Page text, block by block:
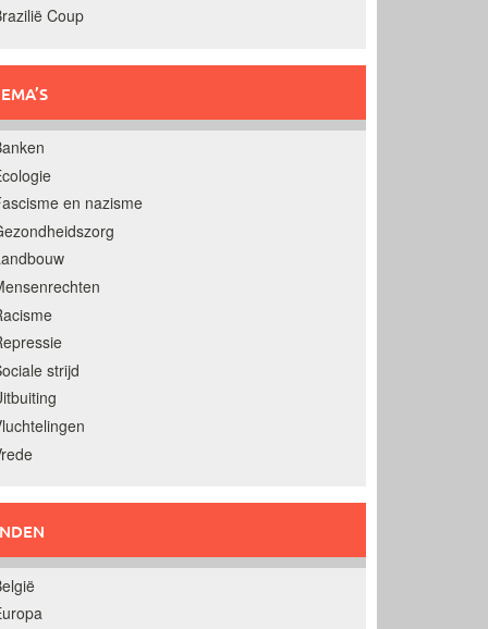
Coup
en nazisme
strijd